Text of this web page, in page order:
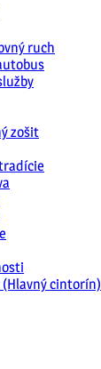
ruch
zošit
(Hlavný cintorín)